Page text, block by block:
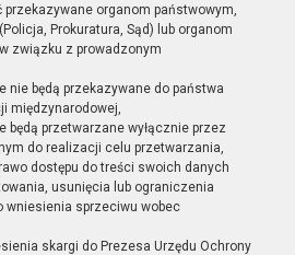
przekazywane organom państwowym,
Prokuratura, Sąd) lub organom
związku z prowadzonym
nie będą przekazywane do państwa
międzynarodowej,
będą przetwarzane wyłącznie przez
do realizacji celu przetwarzania,
dostępu do treści swoich danych
usunięcia lub ograniczenia
wniesienia sprzeciwu wobec
skargi do Prezesa Urzędu Ochrony